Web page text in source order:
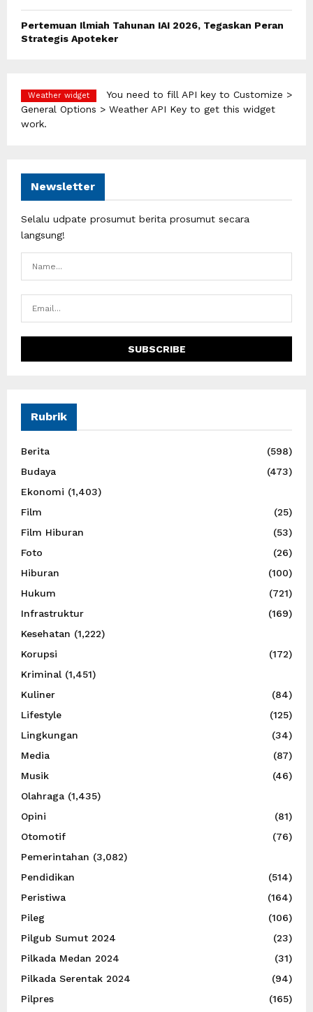
Pertemuan Ilmiah Tahunan IAI 2026, Tegaskan Peran
Strategis Apoteker
Weather widget
You need to fill API key to Customize >
General Options > Weather API Key to get this widget
work.
Newsletter
Selalu udpate prosumut berita prosumut secara
langsung!
Rubrik
Berita
(598)
Budaya
(473)
Ekonomi (1,403)
Film
(25)
Film Hiburan
(53)
Foto
(26)
Hiburan
(100)
Hukum
(721)
Infrastruktur
(169)
Kesehatan (1,222)
Korupsi
(172)
Kriminal (1,451)
Kuliner
(84)
Lifestyle
(125)
Lingkungan
(34)
Media
(87)
Musik
(46)
Olahraga (1,435)
Opini
(81)
Otomotif
(76)
Pemerintahan (3,082)
Pendidikan
(514)
Peristiwa
(164)
Pileg
(106)
Pilgub Sumut 2024
(23)
Pilkada Medan 2024
(31)
Pilkada Serentak 2024
(94)
Pilpres
(165)